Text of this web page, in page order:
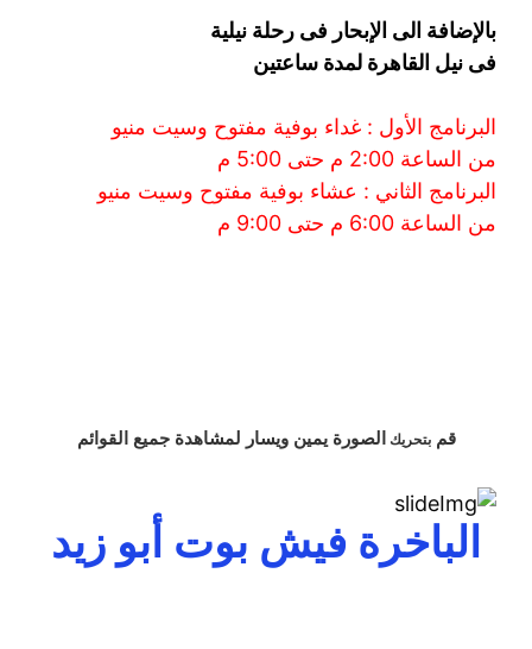
بالإضافة الى الإبحار فى رحلة نيلية
فى نيل القاهرة لمدة ساعتين
البرنامج الأول : غداء بوفية مفتوح وسيت منيو
من الساعة 2:00 م حتى 5:00 م
البرنامج الثاني : عشاء بوفية مفتوح وسيت منيو
من الساعة 6:00 م حتى 9:00 م
قمبتحريك الصورةيمينويسار لمشاهدةجميع القوائم
الباخرة فيش بوت أبو زيد